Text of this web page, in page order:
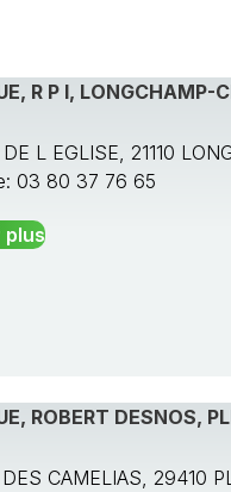
R P I, LONGCHAMP-
L EGLISE, 21110
03 80 37 76 65
plus
ROBERT DESNOS,
CAMELIAS, 29410